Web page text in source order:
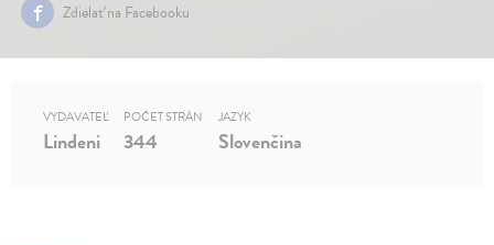
Zdielať na Facebooku
VYDAVATEĽ
Lindeni
POČET STRÁN
344
JAZYK
Slovenčina